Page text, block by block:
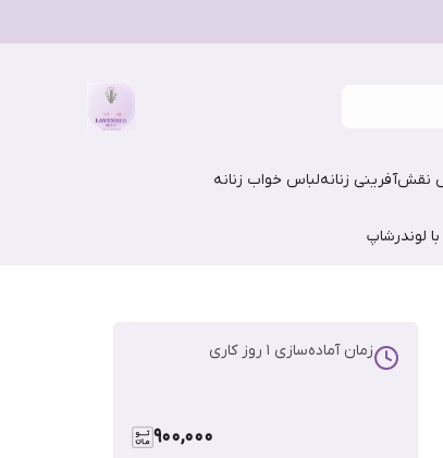
نقش‌آفرینی زنانهلباس خواب زنانه
لوندرشاپ
زمان آماده‌سازی 1 روز کاری
900,000